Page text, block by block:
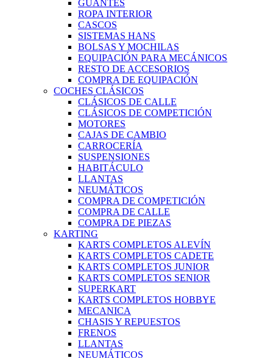
GUANTES
ROPA INTERIOR
CASCOS
SISTEMAS HANS
BOLSAS Y MOCHILAS
EQUIPACIÓN PARA MECÁNICOS
RESTO DE ACCESORIOS
COMPRA DE EQUIPACIÓN
COCHES CLÁSICOS
CLÁSICOS DE CALLE
CLÁSICOS DE COMPETICIÓN
MOTORES
CAJAS DE CAMBIO
CARROCERÍA
SUSPENSIONES
HABITÁCULO
LLANTAS
NEUMÁTICOS
COMPRA DE COMPETICIÓN
COMPRA DE CALLE
COMPRA DE PIEZAS
KARTING
KARTS COMPLETOS ALEVÍN
KARTS COMPLETOS CADETE
KARTS COMPLETOS JUNIOR
KARTS COMPLETOS SENIOR
SUPERKART
KARTS COMPLETOS HOBBYE
MECANICA
CHASIS Y REPUESTOS
FRENOS
LLANTAS
NEUMÁTICOS